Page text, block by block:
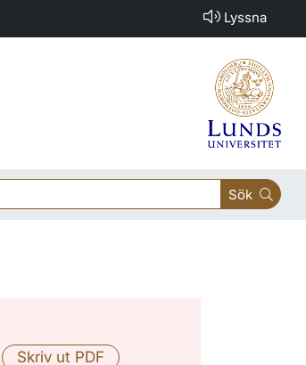
Lyssna
Sök